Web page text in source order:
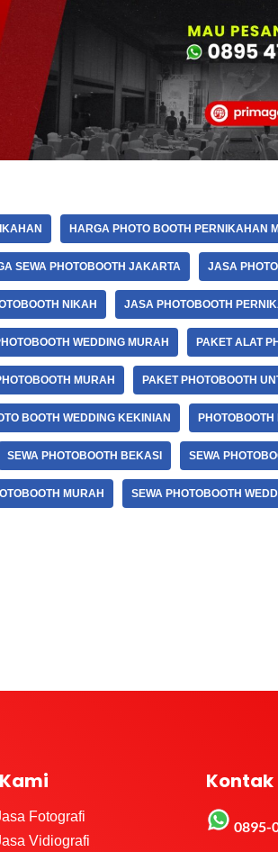
HARGA PHOTO BOOTH PERNIKAHAN
SEWA PHOTOBOOTH JAKARTA JASA
NIKAH JASA PHOTOBOOTH
WEDDING MURAH PAKET ALAT
MURAH PAKET PHOTOBOOTH
BOOTH WEDDING KEKINIAN
SEWA PHOTOBOOTH BEKASI SEWA
MURAH SEWA PHOTOBOOTH
Fotografi
Vidiografi
Kontak
0895-